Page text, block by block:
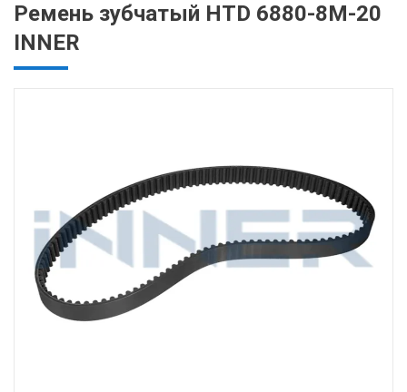
Ремень зубчатый HTD 6880-8M-20
INNER